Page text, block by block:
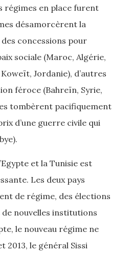
régimes en place furent
désamorcèrent la
concessions pour
sociale (Maroc, Algérie,
Jordanie), d’autres
féroce (Bahreïn, Syrie,
tombèrent pacifiquement
d’une guerre civile qui
et la Tunisie est
Les deux pays
de régime, des élections
nouvelles institutions
le nouveau régime ne
2013, le général Sissi